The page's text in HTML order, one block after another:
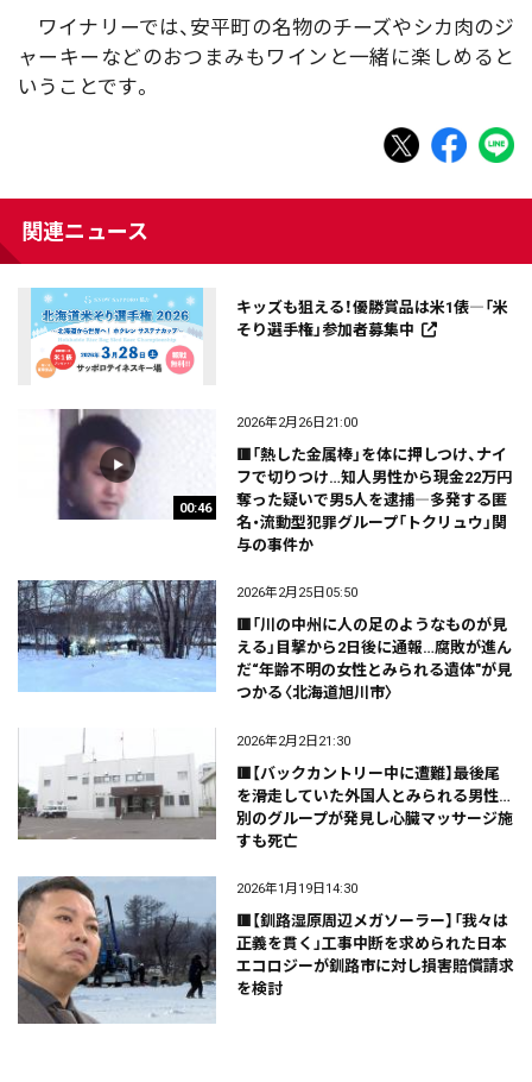
ワイナリーでは、安平町の名物のチーズやシカ肉のジ
ャーキーなどのおつまみもワインと一緒に楽しめると
いうことです。
関連ニュース
キッズも狙える！優勝賞品は米1俵―「米
そり選手権」参加者募集中
00:46
2026年2月26日21:00
🟥「熱した金属棒」を体に押しつけ、ナイ
フで切りつけ…知人男性から現金22万円
奪った疑いで男5人を逮捕―多発する匿
名・流動型犯罪グループ「トクリュウ」関
与の事件か
2026年2月25日05:50
🟥「川の中州に人の足のようなものが見
える」目撃から2日後に通報…腐敗が進ん
だ“年齢不明の女性とみられる遺体"が見
つかる〈北海道旭川市〉
2026年2月2日21:30
🟥【バックカントリー中に遭難】最後尾
を滑走していた外国人とみられる男性…
別のグループが発見し心臓マッサージ施
すも死亡
2026年1月19日14:30
🟥【釧路湿原周辺メガソーラー】「我々は
正義を貫く」工事中断を求められた日本
エコロジーが釧路市に対し損害賠償請求
を検討